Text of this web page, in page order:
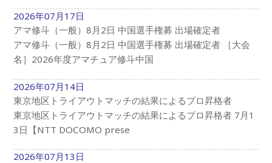
2026年07月17日
アマ修斗（一般）8月2日 中国選手権募 出場確定者
アマ修斗（一般）8月2日 中国選手権募 出場確定者 ［大会
名］2026年度アマチュア修斗中国
2026年07月14日
東京地区トライアウトマッチの結果によるプロ昇格者
東京地区トライアウトマッチの結果によるプロ昇格者 7月1
3日【NTT DOCOMO prese
2026年07月13日